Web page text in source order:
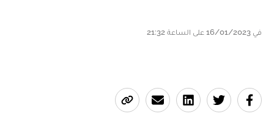
في 16/01/2023 على الساعة 21:32